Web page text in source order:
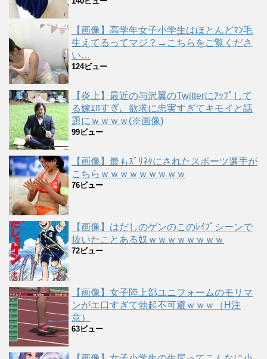
【画像】高学年女子小学生はほとんどﾏﾝ毛
生えてるってマジ？→こちらをご覧くださ
い…
124ビュー
【炎上】最近の与沢翼のTwitterにｱｯﾌﾟして
る嫁ｴﾛすぎ、欲求に忠実すぎてキモイと話
題にｗｗｗｗ(※画像)
99ビュー
【画像】最もｽﾞﾘﾈﾀにされたスポーツ選手が
こちらｗｗｗｗｗｗｗｗｗ
76ビュー
【画像】はだしのゲンのこのﾚｲﾌﾟシーンで
抜いたことある奴ｗｗｗｗｗｗｗｗ
72ビュー
【画像】女子陸上部ユニフォームのモリマ
ンがエ口すぎて勃起不可避ｗｗｗ（H注
意）
63ビュー